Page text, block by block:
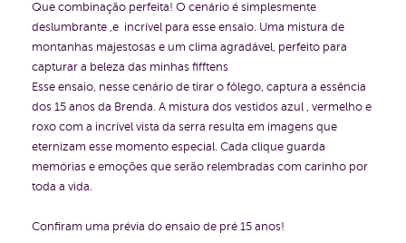
Que combinação perfeita! O cenário é simplesmente
deslumbrante ,e incrível para esse ensaio. Uma mistura de
montanhas majestosas e um clima agradável, perfeito para
capturar a beleza das minhas fifftens
Esse ensaio, nesse cenário de tirar o fôlego, captura a essência
dos 15 anos da Brenda. A mistura dos vestidos azul , vermelho e
roxo com a incrível vista da serra resulta em imagens que
eternizam esse momento especial. Cada clique guarda
memórias e emoções que serão relembradas com carinho por
toda a vida.
Confiram uma prévia do ensaio de pré 15 anos!